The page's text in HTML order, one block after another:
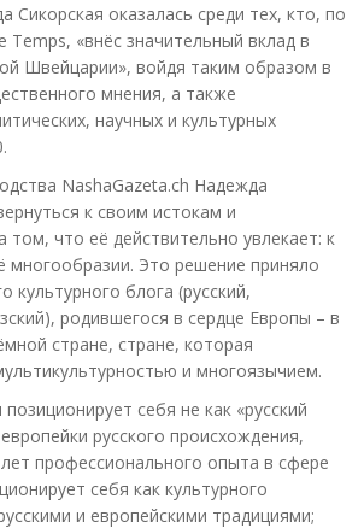
Сикорская оказалась среди тех, кто, по
Temps, «внёс значительный вклад в
Швейцарии», войдя таким образом в
мнения, а также
научных и культурных
NashaGazeta.ch Надежда
к своим истокам и
том, что её действительно увлекает: к
многообразии. Это решение приняло
культурного блога (русский,
родившегося в сердце Европы – в
стране, стране, которая
и многоязычием.
себя не как «русский
русского происхождения,
профессионального опыта в сфере
себя как культурного
и европейскими традициями;